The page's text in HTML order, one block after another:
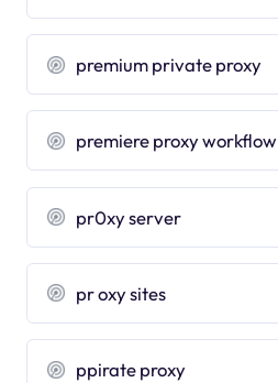
premium private proxy
premiere proxy workflow
pr0xy server
pr oxy sites
ppirate proxy